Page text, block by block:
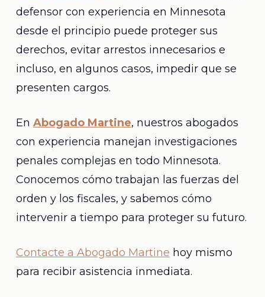
defensor con experiencia en Minnesota
desde el principio puede proteger sus
derechos, evitar arrestos innecesarios e
incluso, en algunos casos, impedir que se
presenten cargos.
En Abogado Martine, nuestros abogados
con experiencia manejan investigaciones
penales complejas en todo Minnesota.
Conocemos cómo trabajan las fuerzas del
orden y los fiscales, y sabemos cómo
intervenir a tiempo para proteger su futuro.
Contacte a Abogado Martine hoy mismo
para recibir asistencia inmediata.